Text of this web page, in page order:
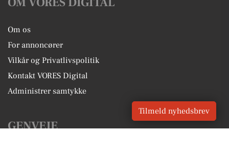
Om os
For annoncører
Vilkår og Privatlivspolitik
Kontakt VORES Digital
Administrer samtykke
GENVEJE
Tilmeld nyhedsbrev